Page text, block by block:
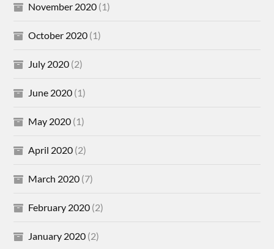
November 2020 (1)
October 2020 (1)
July 2020 (2)
June 2020 (1)
May 2020 (1)
April 2020 (2)
March 2020 (7)
February 2020 (2)
January 2020 (2)